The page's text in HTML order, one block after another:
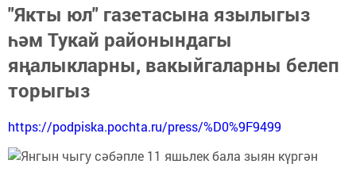
"Якты юл" газетасына язылыгыз
һәм Тукай районындагы
яңалыкларны, вакыйгаларны белеп
торыгыз
https://podpiska.pochta.ru/press/%D0%9F9499